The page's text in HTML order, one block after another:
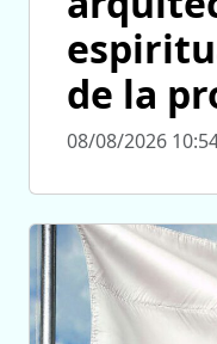
de la
08/08/2026